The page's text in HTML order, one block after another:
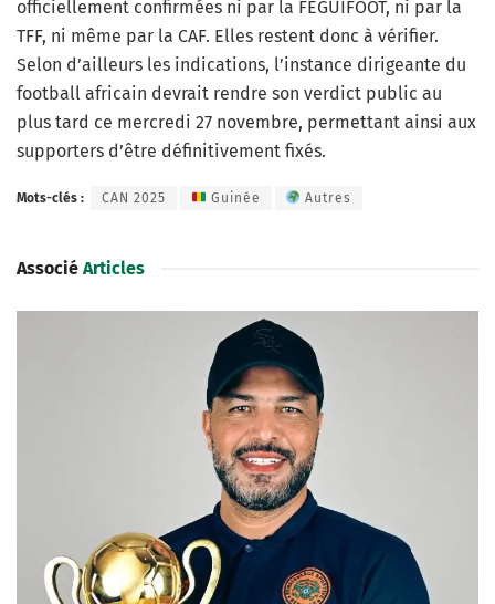
officiellement confirmées ni par la FEGUIFOOT, ni par la
TFF, ni même par la CAF. Elles restent donc à vérifier.
Selon d’ailleurs les indications, l’instance dirigeante du
football africain devrait rendre son verdict public au
plus tard ce mercredi 27 novembre, permettant ainsi aux
supporters d’être définitivement fixés.
Mots-clés : CAN 2025 Guinée Autres
Associé Articles